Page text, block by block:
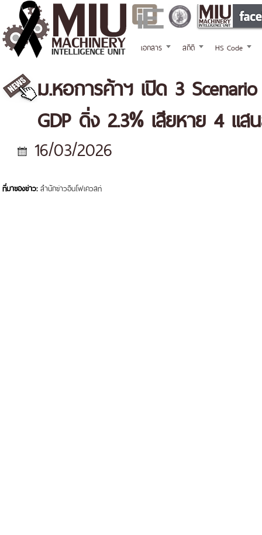
เอกสาร สถิติ HS Code
ม.หอการค้าฯ เปิด 3
GDP ดิ่ง 2.3% เสียหาย 4 แส
16/03/2026
ที่มาของข่าว: สำนักข่าวอินโฟเควสท์